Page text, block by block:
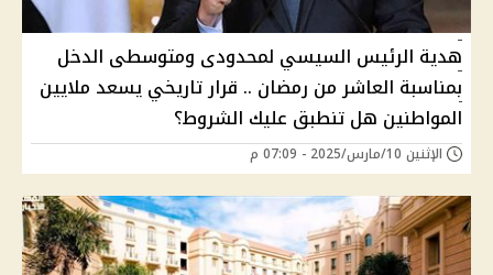
هدية الرئيس السيسي لمحدودى ومتوسطى الدخل
بمناسبة العاشر من رمضان .. قرار تاريخي يسعد ملايين
المواطنين هل تنطبق عليك الشروط؟
الإثنين 10/مارس/2025 - 07:09 م